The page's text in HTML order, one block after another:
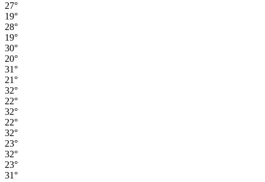
27°
19°
28°
19°
30°
20°
31°
21°
32°
22°
32°
22°
32°
23°
32°
23°
31°